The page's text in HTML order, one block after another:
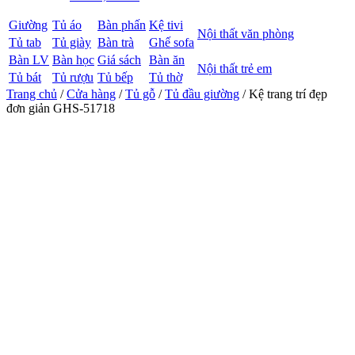
Giường Tủ áo Bàn phấn Kệ tivi
Nội thất văn phòng
Tủ tab Tủ giày Bàn trà
Ghế sofa
Bàn LV Bàn học Giá sách Bàn ăn
Nội thất trẻ em
Tủ bát Tủ rượu Tủ bếp
Tủ thờ
Trang chủ /Cửa hàng /Tủ gỗ /Tủ đầu giường / Kệ trang trí đẹp
đơn giản GHS-51718